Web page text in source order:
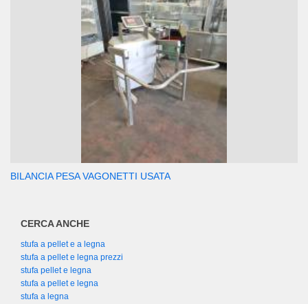
BILANCIA PESA VAGONETTI USATA
CERCA ANCHE
stufa a pellet e a legna
stufa a pellet e legna prezzi
stufa pellet e legna
stufa a pellet e legna
stufa a legna